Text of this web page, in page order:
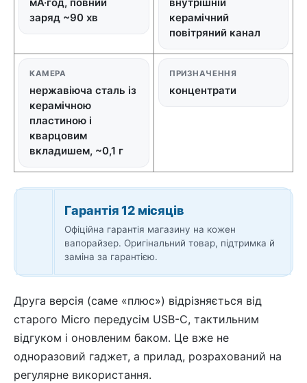
мА·год, повний
заряд ~90 хв
внутрішній
керамічний
повітряний канал
КАМЕРА
нержавіюча сталь із
керамічною
пластиною і
кварцовим
вкладишем, ~0,1 г
ПРИЗНАЧЕННЯ
концентрати
Гарантія 12 місяців
Офіційна гарантія магазину на кожен
вапорайзер. Оригінальний товар, підтримка й
заміна за гарантією.
Друга версія (саме «плюс») відрізняється від
старого Micro передусім USB-C, тактильним
відгуком і оновленим баком. Це вже не
одноразовий гаджет, а прилад, розрахований на
регулярне використання.